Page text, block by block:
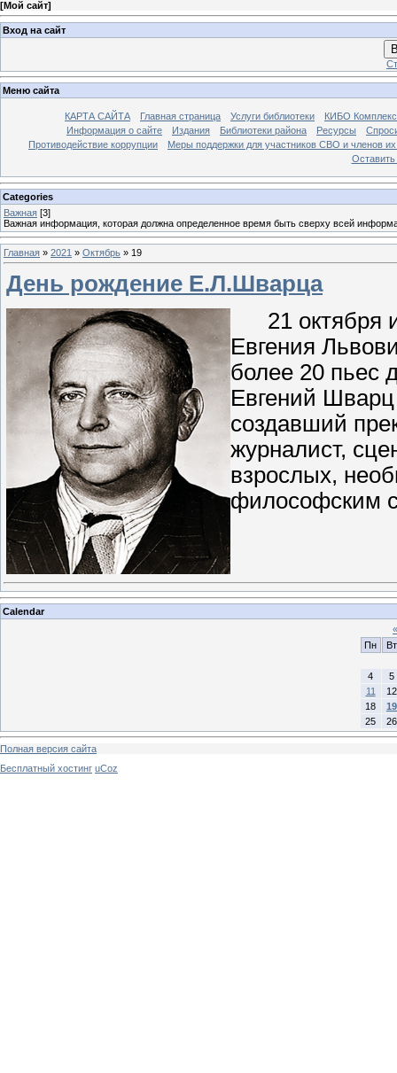
[Мой сайт]
Вход на сайт
Меню сайта
КАРТА САЙТА Главная страница Услуги библиотеки
КИБО
Информация о сайте
Издания Библиотеки района Ресурсы
Противодействие коррупции
Меры поддержки для участников СВО и членов
Оставить
Categories
Важная [3]
Важная информация, которая должна определенное время быть сверху всей
Главная » 2021 » Октябрь » 19
День рождение Е.Л.Шварца
21 октября
Евгения
более 20 пьес
Евгений
создавший
журналист,
взрослых,
философским
Calendar
«
Пн
Вт
4
5
11
12
18
19
25
26
Полная версия сайта
Бесплатный хостинг uCoz